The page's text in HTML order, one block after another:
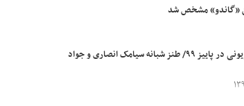
«گاندو» مشخص شد
سریال‌ها و برنامه‌های تلویزیونی در پاییز ۹۹/ طنز شبانه سیامک انصاری و جواد